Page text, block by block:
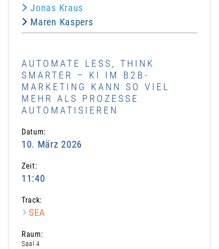
Jonas Kraus
Maren Kaspers
AUTOMATE LESS, THINK
SMARTER – KI IM B2B-
MARKETING KANN SO VIEL
MEHR ALS PROZESSE
AUTOMATISIEREN
Datum:
10. März 2026
Zeit:
11:40
Track:
SEA
Raum:
Saal 4